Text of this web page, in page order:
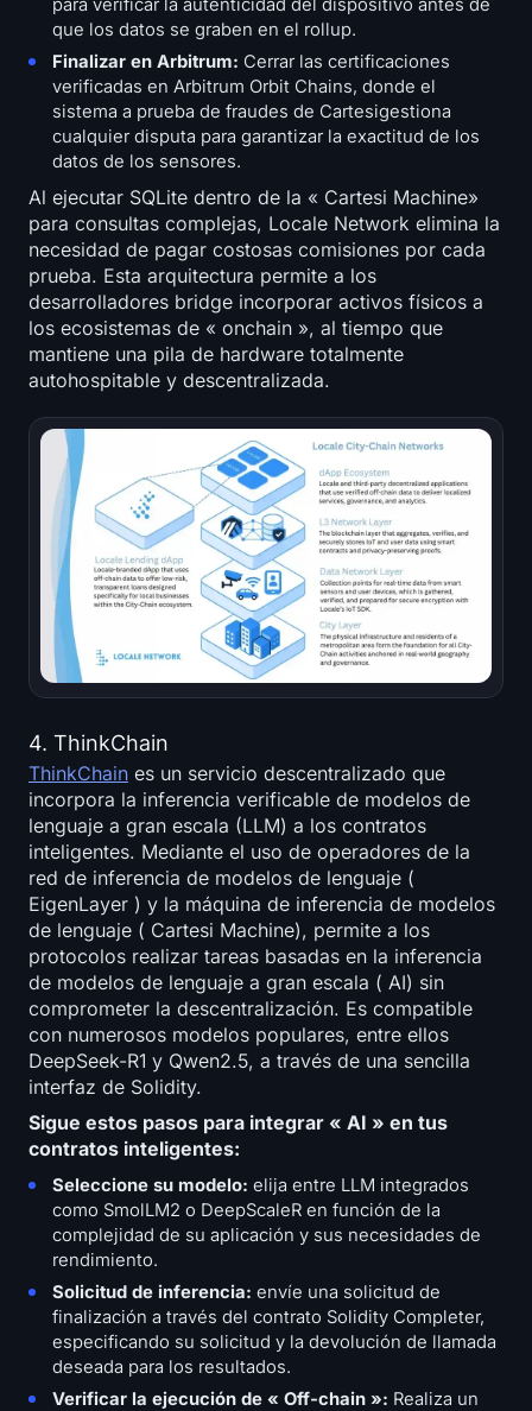
para verificar la autenticidad del dispositivo antes de
que los datos se graben en el rollup.
Finalizar en Arbitrum: Cerrar las certificaciones
verificadas en Arbitrum Orbit Chains, donde el
sistema a prueba de fraudes de Cartesigestiona
cualquier disputa para garantizar la exactitud de los
datos de los sensores.
Al ejecutar SQLite dentro de la « Cartesi Machine»
para consultas complejas, Locale Network elimina la
necesidad de pagar costosas comisiones por cada
prueba. Esta arquitectura permite a los
desarrolladores bridge incorporar activos físicos a
los ecosistemas de « onchain », al tiempo que
mantiene una pila de hardware totalmente
autohospitable y descentralizada.
4. ThinkChain
ThinkChain es un servicio descentralizado que
incorpora la inferencia verificable de modelos de
lenguaje a gran escala (LLM) a los contratos
inteligentes. Mediante el uso de operadores de la
red de inferencia de modelos de lenguaje (
EigenLayer ) y la máquina de inferencia de modelos
de lenguaje ( Cartesi Machine), permite a los
protocolos realizar tareas basadas en la inferencia
de modelos de lenguaje a gran escala ( AI) sin
comprometer la descentralización. Es compatible
con numerosos modelos populares, entre ellos
DeepSeek-R1 y Qwen2.5, a través de una sencilla
interfaz de Solidity.
Sigue estos pasos para integrar « AI » en tus
contratos inteligentes:
Seleccione su modelo: elija entre LLM integrados
como SmolLM2 o DeepScaleR en función de la
complejidad de su aplicación y sus necesidades de
rendimiento.
Solicitud de inferencia: envíe una solicitud de
finalización a través del contrato Solidity Completer,
especificando su solicitud y la devolución de llamada
deseada para los resultados.
Verificar la ejecución de « Off-chain »: Realiza un